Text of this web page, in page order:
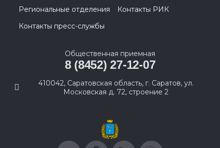
Региональные отделения
Контакты РИК
Контакты пресс-службы
Общественная приемная
8 (8452) 27-12-07
410042, Саратовская область, г. Саратов, ул.
Московская д. 72, строение 2